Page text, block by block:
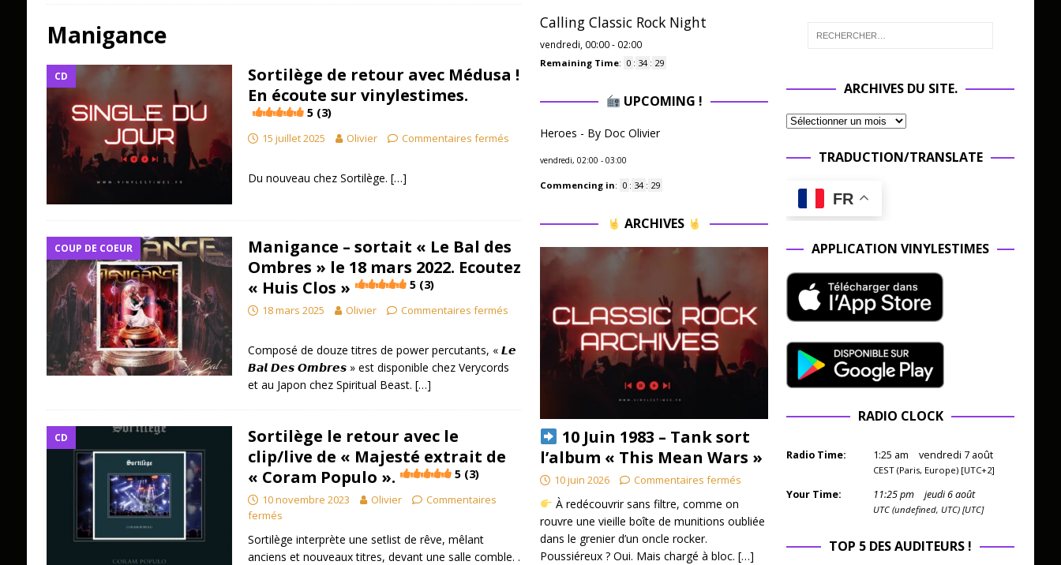
Manigance
CD
Sortilège de retour avec Médusa !
En écoute sur vinylestimes.
5 (3)
15 juillet 2025 Olivier Commentaires fermés
Du nouveau chez Sortilège. […]
COUP DE COEUR
Manigance – sortait « Le Bal des
Ombres » le 18 mars 2022. Ecoutez
« Huis Clos »
5 (3)
18 mars 2025 Olivier Commentaires fermés
Composé de douze titres de power percutants, « 𝙇𝙚
𝘽𝙖𝙡 𝘿𝙚𝙨 𝙊𝙢𝙗𝙧𝙚𝙨 » est disponible chez Verycords
et au Japon chez Spiritual Beast. […]
CD
Sortilège le retour avec le
clip/live de « Majesté extrait de
« Coram Populo ».
5 (3)
10 novembre 2023 Olivier
Commentaires
fermés
Sortilège interprète une setlist de rêve, mêlant
anciens et nouveaux titres, devant une salle comble. .
Calling Classic Rock Night
vendredi, 00:00 - 02:00
Remaining Time: 0 : 34 : 28
UPCOMING !
Heroes - By Doc Olivier
vendredi, 02:00 - 03:00
Commencing in: 0 : 34 : 28
ARCHIVES
10 Juin 1983 – Tank sort
l’album « This Mean Wars »
10 juin 2026 Commentaires fermés
À redécouvrir sans filtre, comme on
rouvre une vieille boîte de munitions oubliée
dans le grenier d’un oncle rocker.
Poussiéreux ? Oui. Mais chargé à bloc. […]
ARCHIVES DU SITE.
TRADUCTION/TRANSLATE
FR
APPLICATION VINYLESTIMES
RADIO CLOCK
Radio Time: 1:25 am vendredi 7 août
CEST (Paris, Europe) [UTC+2]
Your Time: 11:25pm jeudi 6 août
UTC (undefined, UTC) [UTC]
TOP 5 DES AUDITEURS !